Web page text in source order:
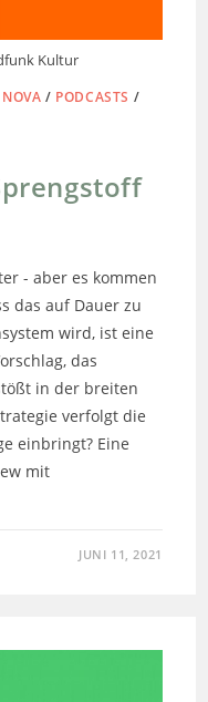
Kultur
/ PODCASTS /
- aber es kommen
das auf Dauer zu
wird, ist eine
das
in der breiten
verfolgt die
einbringt? Eine
mit
JUNI 11, 2021